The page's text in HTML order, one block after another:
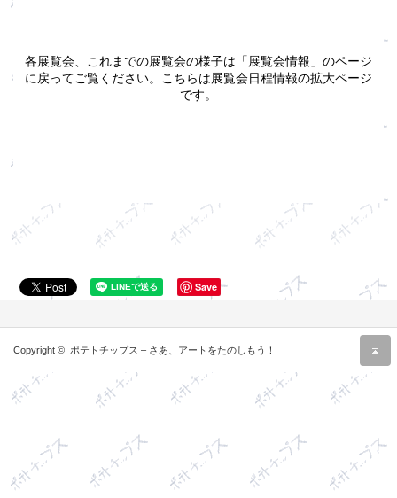
各展覧会、これまでの展覧会の様子は「展覧会情報」のページ
に戻ってご覧ください。こちらは展覧会日程情報の拡大ページ
です。
Save
Copyright © ポテトチップス – さあ、アートをたのしもう！